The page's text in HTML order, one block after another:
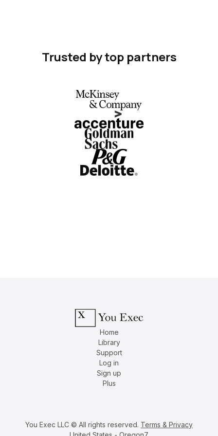
Trusted by top partners
Home
Library
Support
Log in
Sign up
Plus
You Exec LLC © All rights reserved. Terms & Privacy